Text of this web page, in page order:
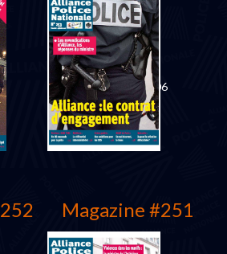
Décembre 2006
Magazine #251